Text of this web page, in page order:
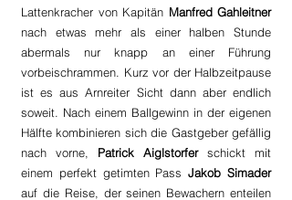
Lattenkracher von Kapitän Manfred Gahleitner
nach etwas mehr als einer halben Stunde
abermals nur knapp an einer Führung
vorbeischrammen. Kurz vor der Halbzeitpause
ist es aus Arnreiter Sicht dann aber endlich
soweit. Nach einem Ballgewinn in der eigenen
Hälfte kombinieren sich die Gastgeber gefällig
nach vorne, Patrick Aiglstorfer schickt mit
einem perfekt getimten Pass
Jakob Simader
auf die Reise, der seinen Bewachern enteilen